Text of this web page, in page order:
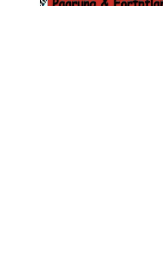
Schnabel • 74 Fragen • 1 x